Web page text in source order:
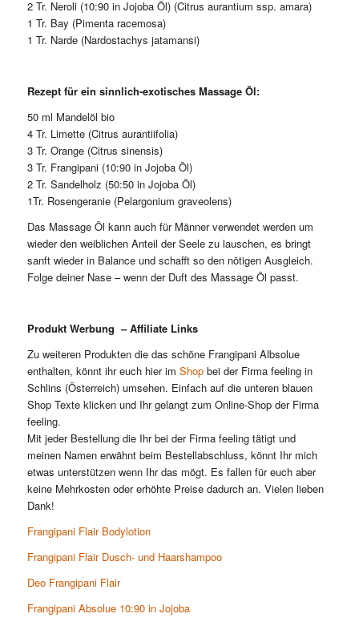
2 Tr. Neroli (10:90 in Jojoba Öl) (Citrus aurantium ssp. amara)
1 Tr. Bay (Pimenta racemosa)
1 Tr. Narde (Nardostachys jatamansi)
Rezept für ein sinnlich-exotisches Massage Öl:
50 ml Mandelöl bio
4 Tr. Limette (Citrus aurantiifolia)
3 Tr. Orange (Citrus sinensis)
3 Tr. Frangipani (10:90 in Jojoba Öl)
2 Tr. Sandelholz (50:50 in Jojoba Öl)
1Tr. Rosengeranie (Pelargonium graveolens)
Das Massage Öl kann auch für Männer verwendet werden um
wieder den weiblichen Anteil der Seele zu lauschen, es bringt
sanft wieder in Balance und schafft so den nötigen Ausgleich.
Folge deiner Nase – wenn der Duft des Massage Öl passt.
Produkt Werbung – Affiliate Links
Zu weiteren Produkten die das schöne Frangipani Albsolue
enthalten, könnt ihr euch hier im Shopbei der Firma feeling in
Schlins (Österreich) umsehen. Einfach auf die unteren blauen
Shop Texte klicken und Ihr gelangt zum Online-Shop der Firma
feeling.
Mit jeder Bestellung die Ihr bei der Firma feeling tätigt und
meinen Namen erwähnt beim Bestellabschluss, könnt Ihr mich
etwas unterstützen wenn Ihr das mögt. Es fallen für euch aber
keine Mehrkosten oder erhöhte Preise dadurch an. Vielen lieben
Dank!
Frangipani Flair Bodylotion
Frangipani Flair Dusch- und Haarshampoo
Deo Frangipani Flair
Frangipani Absolue 10:90 in Jojoba